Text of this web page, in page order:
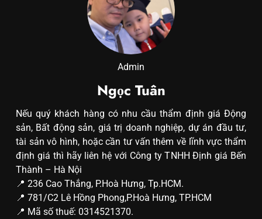
Admin
Ngọc Tuân
Nếu quý khách hàng có nhu cầu thẩm định giá Động
sản, Bất động sản, giá trị doanh nghiệp, dự án đầu tư,
tài sản vô hình, hoặc cần tư vấn thêm về lĩnh vực thẩm
định giá thì hãy liên hệ với Công ty TNHH Định giá Bến
Thành – Hà Nội
📍 236 Cao Thắng, P.Hoà Hưng, Tp.HCM.
📍 781/C2 Lê Hồng Phong,P.Hoà Hưng, TP.HCM
📍 Mã số thuế: 0314521370.